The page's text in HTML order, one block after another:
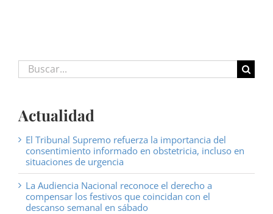
Buscar:
Actualidad
El Tribunal Supremo refuerza la importancia del
consentimiento informado en obstetricia, incluso en
situaciones de urgencia
La Audiencia Nacional reconoce el derecho a
compensar los festivos que coincidan con el
descanso semanal en sábado